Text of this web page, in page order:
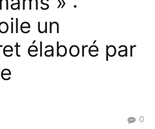
un
élaboré par
0